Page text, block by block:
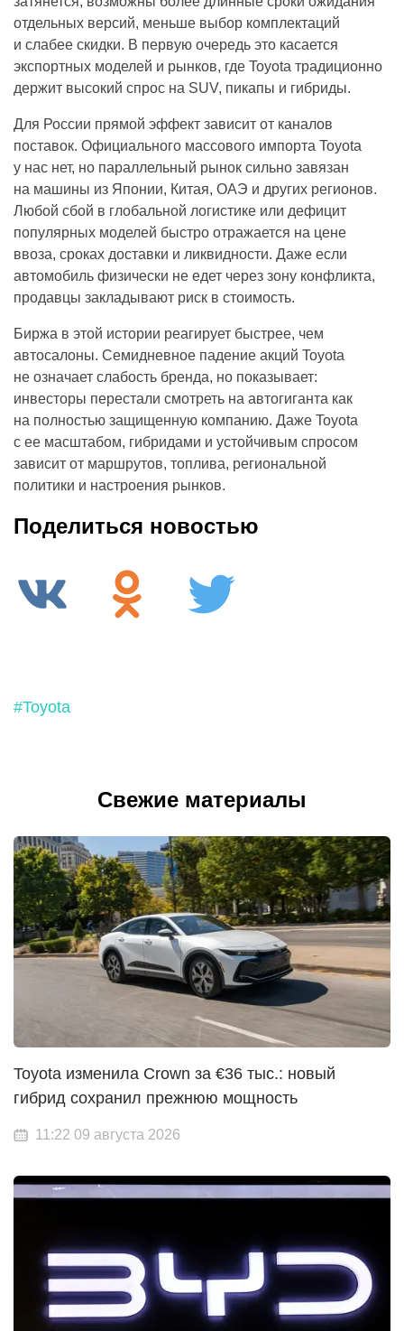
отдельных версий, меньше выбор комплектаций
и слабее скидки. В первую очередь это касается
экспортных моделей и рынков, где Toyota традиционно
держит высокий спрос на SUV, пикапы и гибриды.
Для России прямой эффект зависит от каналов
поставок. Официального массового импорта Toyota
у нас нет, но параллельный рынок сильно завязан
на машины из Японии, Китая, ОАЭ и других регионов.
Любой сбой в глобальной логистике или дефицит
популярных моделей быстро отражается на цене
ввоза, сроках доставки и ликвидности. Даже если
автомобиль физически не едет через зону конфликта,
продавцы закладывают риск в стоимость.
Биржа в этой истории реагирует быстрее, чем
автосалоны. Семидневное падение акций Toyota
не означает слабость бренда, но показывает:
инвесторы перестали смотреть на автогиганта как
на полностью защищенную компанию. Даже Toyota
с ее масштабом, гибридами и устойчивым спросом
зависит от маршрутов, топлива, региональной
политики и настроения рынков.
Поделиться новостью
#Toyota
Свежие материалы
Toyota изменила Crown за €36 тыс.: новый
гибрид сохранил прежнюю мощность
11:22 09 августа 2026